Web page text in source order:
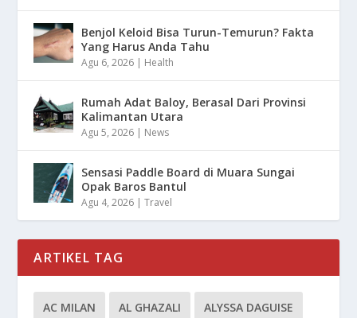
Benjol Keloid Bisa Turun-Temurun? Fakta
Yang Harus Anda Tahu
Agu 6, 2026 | Health
Rumah Adat Baloy, Berasal Dari Provinsi
Kalimantan Utara
Agu 5, 2026 | News
Sensasi Paddle Board di Muara Sungai
Opak Baros Bantul
Agu 4, 2026 |Travel
ARTIKEL TAG
AC MILAN AL GHAZALI ALYSSA DAGUISE